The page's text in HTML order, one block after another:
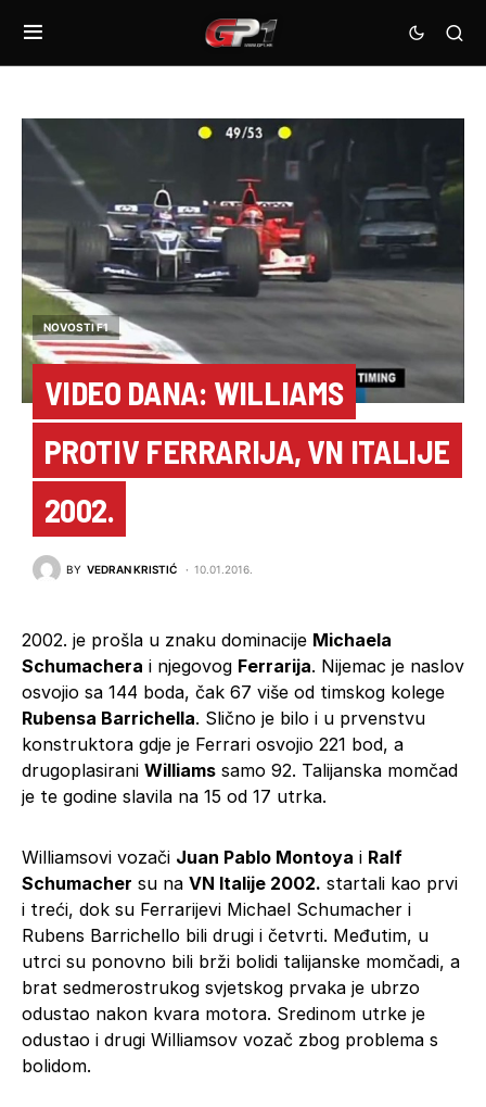
NOVOSTI F1
VIDEO DANA: WILLIAMS
PROTIV FERRARIJA, VN ITALIJE
2002.
BY VEDRAN KRISTIĆ 10.01.2016.
2002. je prošla u znaku dominacije Michaela
Schumachera i njegovog Ferrarija. Nijemac je naslov
osvojio sa 144 boda, čak 67 više od timskog kolege
Rubensa Barrichella. Slično je bilo i u prvenstvu
konstruktora gdje je Ferrari osvojio 221 bod, a
drugoplasirani Williams samo 92. Talijanska momčad
je te godine slavila na 15 od 17 utrka.
Williamsovi vozači Juan Pablo Montoya i Ralf
Schumacher su na VN Italije 2002. startali kao prvi
i treći, dok su Ferrarijevi Michael Schumacher i
Rubens Barrichello bili drugi i četvrti. Međutim, u
utrci su ponovno bili brži bolidi talijanske momčadi, a
brat sedmerostrukog svjetskog prvaka je ubrzo
odustao nakon kvara motora. Sredinom utrke je
odustao i drugi Williamsov vozač zbog problema s
bolidom.